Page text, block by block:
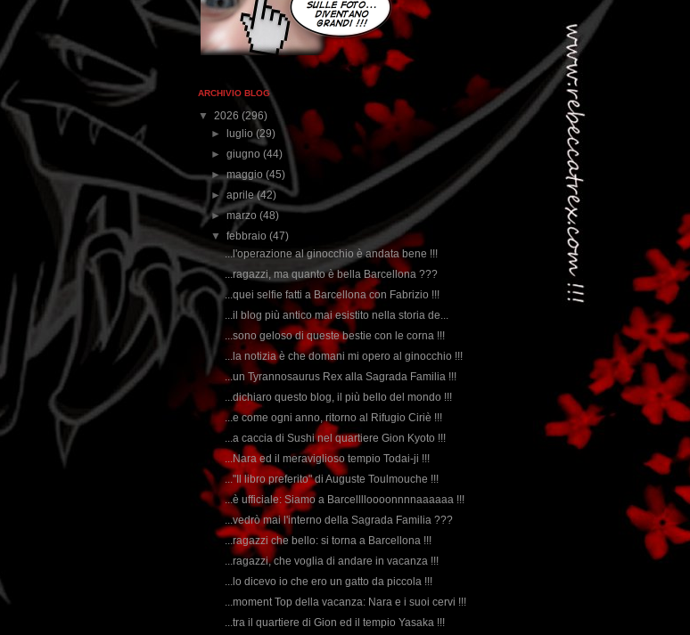
ARCHIVIO BLOG
▼ 2026 (296)
►
luglio(29)
►giugno(44)
►maggio(45)
►aprile(42)
►marzo(48)
▼febbraio(47)
...l'operazione al ginocchio è andata bene !!!
...ragazzi, ma quanto è bella Barcellona ???
...quei selfie fatti a Barcellona con Fabrizio !!!
...il blog più antico mai esistito nella storia de...
...sono geloso di queste bestie con le corna !!!
...la notizia è che domani mi opero al ginocchio !!!
...un Tyrannosaurus Rex alla Sagrada Familia !!!
...dichiaro questo blog, il più bello del mondo !!!
...e come ogni anno, ritorno al Rifugio Ciriè !!!
...a caccia di Sushi nel quartiere Gion Kyoto !!!
...Nara ed il meraviglioso tempio Todai-ji !!!
..."Il libro preferito" di Auguste Toulmouche !!!
...è ufficiale: Siamo a Barcelllloooonnnnaaaaaa !!!
...vedrò mai l'interno della Sagrada Familia ???
...ragazzi che bello: si torna a Barcellona !!!
...ragazzi, che voglia di andare in vacanza !!!
...lo dicevo io che ero un gatto da piccola !!!
...moment Top della vacanza: Nara e i suoi cervi !!!
...tra il quartiere di Gion ed il tempio Yasaka !!!